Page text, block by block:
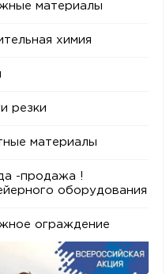
материалы
химия
резки
материалы
-продажа !
оборудования
ограждение